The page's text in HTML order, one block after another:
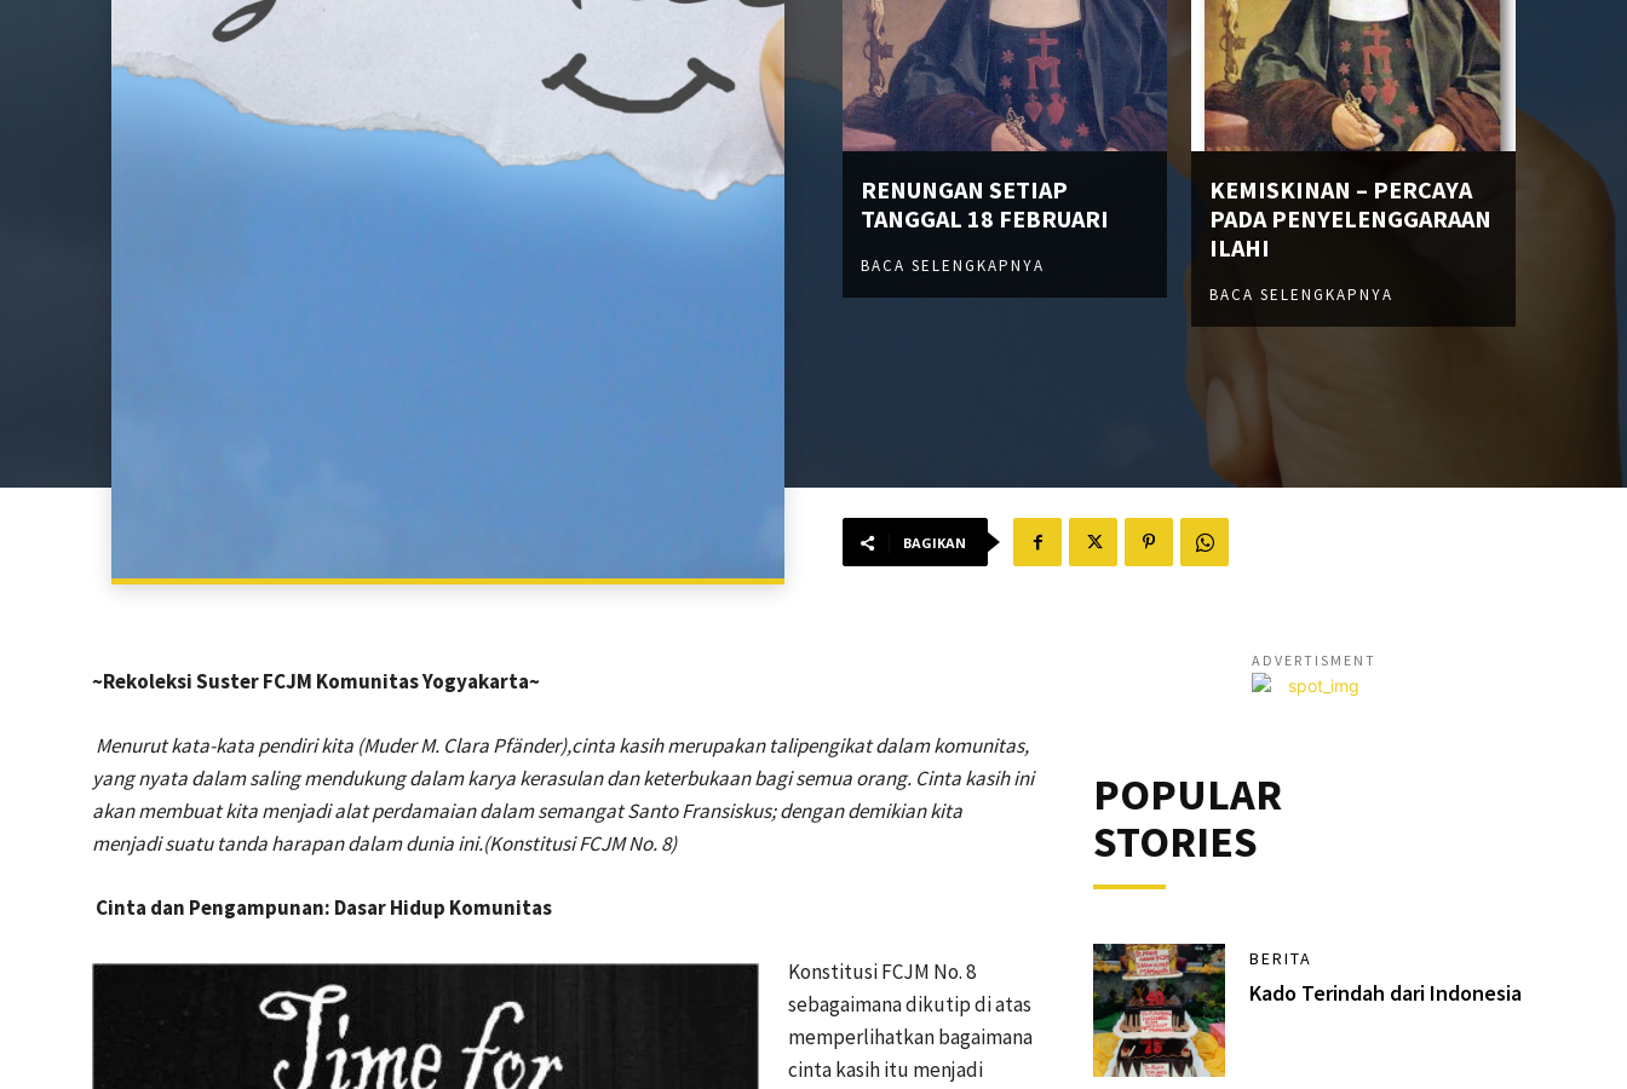
RENUNGAN SETIAP
TANGGAL 18 FEBRUARI
BACA SELENGKAPNYA
KEMISKINAN – PERCAYA
PADA PENYELENGGARAAN
ILAHI
BACA SELENGKAPNYA
BAGIKAN
~Rekoleksi Suster FCJM Komunitas Yogyakarta~
Menurut kata-kata pendiri kita (Muder M. Clara Pfänder),cinta kasih merupakan talipengikat dalam komunitas,
yang nyata dalam saling mendukung dalam karya kerasulan dan keterbukaan bagi semua orang. Cinta kasih ini
akan membuat kita menjadi alat perdamaian dalam semangat Santo Fransiskus; dengan demikian kita
menjadi suatu tanda harapan dalam dunia ini.(Konstitusi FCJM No. 8)
Cinta dan Pengampunan: Dasar Hidup Komunitas
Konstitusi FCJM No. 8
sebagaimana dikutip di atas
memperlihatkan bagaimana
cinta kasih itu menjadi
ADVERTISMENT
POPULAR
STORIES
BERITA
Kado Terindah dari Indonesia